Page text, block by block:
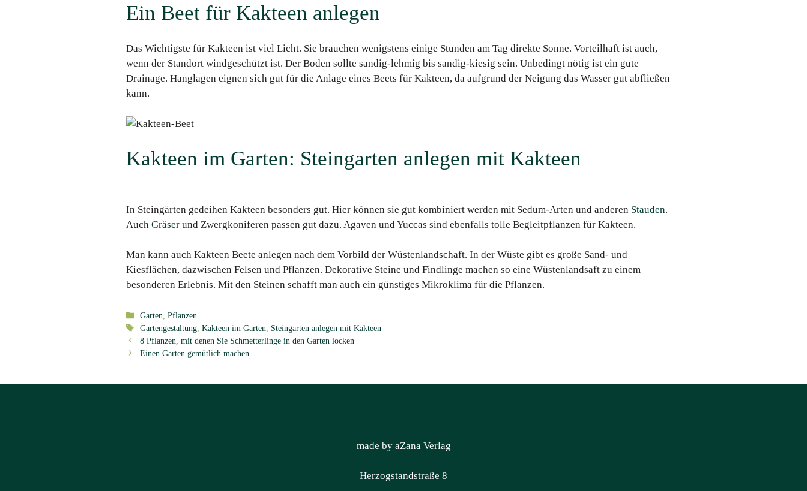
Ein Beet für Kakteen anlegen
Das Wichtigste für Kakteen ist viel Licht. Sie brauchen wenigstens einige Stunden am Tag direkte Sonne. Vorteilhaft ist auch,
wenn der Standort windgeschützt ist. Der Boden sollte sandig-lehmig bis sandig-kiesig sein. Unbedingt nötig ist ein gute
Drainage. Hanglagen eignen sich gut für die Anlage eines Beets für Kakteen, da aufgrund der Neigung das Wasser gut abfließen
kann.
Kakteen im Garten: Steingarten anlegen mit Kakteen
In Steingärten gedeihen Kakteen besonders gut. Hier können sie gut kombiniert werden mit Sedum-Arten und anderen Stauden.
Auch Gräserund Zwergkoniferen passen gut dazu. Agaven und Yuccas sind ebenfalls tolle Begleitpflanzen für Kakteen.
Man kann auch Kakteen Beete anlegen nach dem Vorbild der Wüstenlandschaft. In der Wüste gibt es große Sand- und
Kiesflächen, dazwischen Felsen und Pflanzen. Dekorative Steine und Findlinge machen so eine Wüstenlandsaft zu einem
besonderen Erlebnis. Mit den Steinen schafft man auch ein günstiges Mikroklima für die Pflanzen.
Kategorien
Garten Pflanzen
Schlagwörter
Gartengestaltung, Kakteen im Garten
Steingarten anlegen mit Kakteen
8 Pflanzen, mit denen Sie Schmetterlinge in den Garten locken
Einen Garten gemütlich machen
made by aZana Verlag
Herzogstandstraße 8